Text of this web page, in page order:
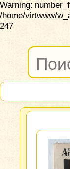
Warning:
/home/virtwww/
247